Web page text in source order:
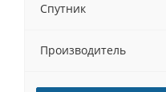
Спутник
Производитель